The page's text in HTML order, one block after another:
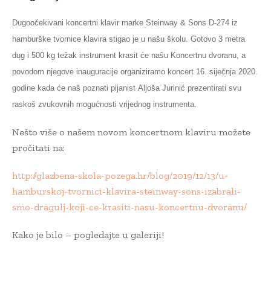
Dugoočekivani koncertni klavir marke Steinway & Sons D-274 iz
hamburške tvornice klavira stigao je u našu školu. Gotovo 3 metra
dug i 500 kg težak instrument krasit će našu Koncertnu dvoranu, a
povodom njegove inauguracije organiziramo koncert 16. siječnja 2020.
godine kada će naš poznati pijanist Aljoša Jurinić prezentirati svu
raskoš zvukovnih mogućnosti vrijednog instrumenta.
Nešto više o našem novom koncertnom klaviru možete
pročitati na:
http://glazbena-skola-pozega.hr/blog/2019/12/13/u-
hamburskoj-tvornici-klavira-steinway-sons-izabrali-
smo-dragulj-koji-ce-krasiti-nasu-koncertnu-dvoranu/
Kako je bilo – pogledajte u galeriji!